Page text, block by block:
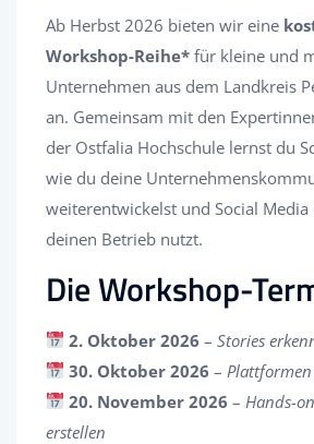
Ab Herbst 2026 bieten wir eine
Workshop-Reihe* für kleine und
Unternehmen aus dem Landkreis
an. Gemeinsam mit den
der Ostfalia Hochschule lernst du
wie du deine
weiterentwickelst und Social
deinen Betrieb nutzt.
Die Workshop-
2. Oktober 2026 –Stories
30. Oktober 2026 –
20. November 2026 – Hands-
erstellen